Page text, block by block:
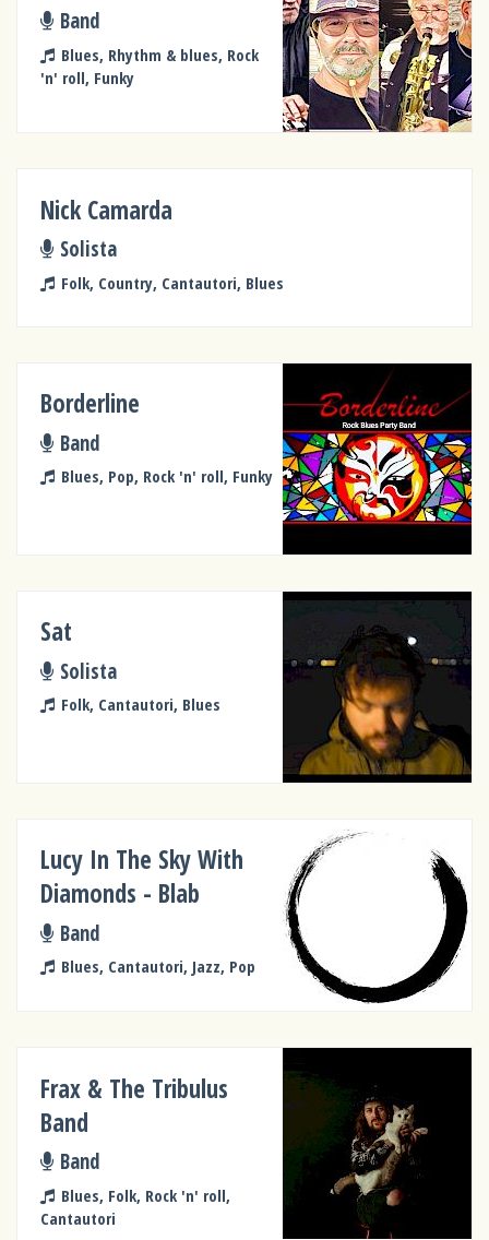
Band
Blues, Rhythm & blues, Rock
'n' roll, Funky
Nick Camarda
Solista
Folk, Country, Cantautori, Blues
Borderline
Band
Blues, Pop, Rock 'n' roll, Funky
Sat
Solista
Folk, Cantautori, Blues
Lucy In The Sky With
Diamonds - Blab
Band
Blues, Cantautori, Jazz, Pop
Frax & The Tribulus
Band
Band
Blues, Folk, Rock 'n' roll,
Cantautori